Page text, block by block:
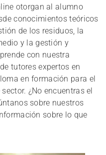
otorgan al alumno
conocimientos teóricos
de los residuos, la
y la gestión y
con nuestra
tutores expertos en
en formación para el
¿No encuentras el
sobre nuestros
sobre lo que